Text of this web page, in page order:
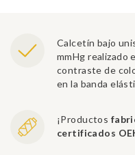
Calcetín bajo
mmHg realizado
contraste de
en la banda
¡Productos
certificados